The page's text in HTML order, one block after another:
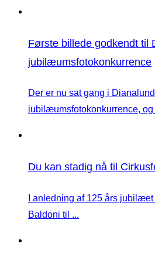
Første billede godkendt til
jubilæumsfotokonkurrence
Der er nu sat gang i
jubilæumsfotokonkurrence, og
Du kan stadig nå til
I anledning af 125 års
Baldoni til ...